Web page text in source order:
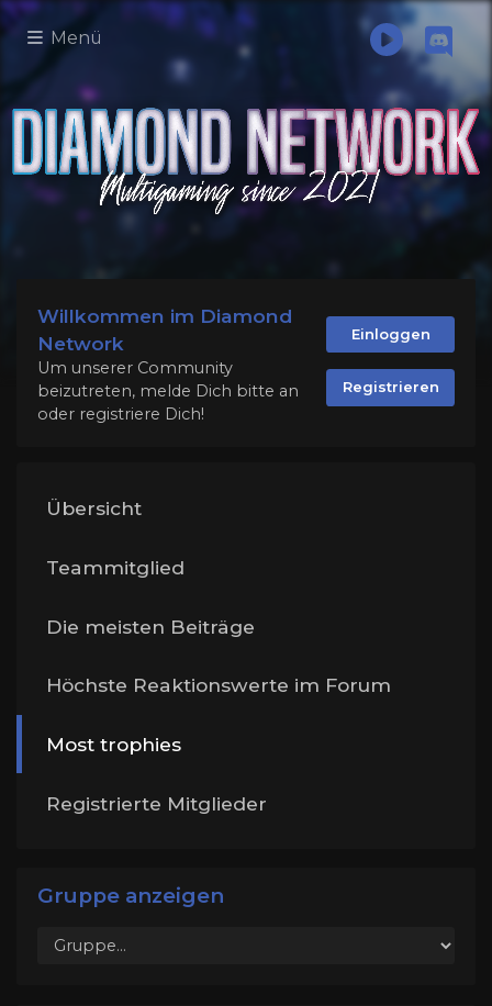
Menü
Willkommen im Diamond
Network
Um unserer Community
beizutreten, melde Dich bitte an
oder registriere Dich!
Einloggen
Registrieren
Übersicht
Teammitglied
Die meisten Beiträge
Höchste Reaktionswerte im Forum
Most trophies
Registrierte Mitglieder
Gruppe anzeigen